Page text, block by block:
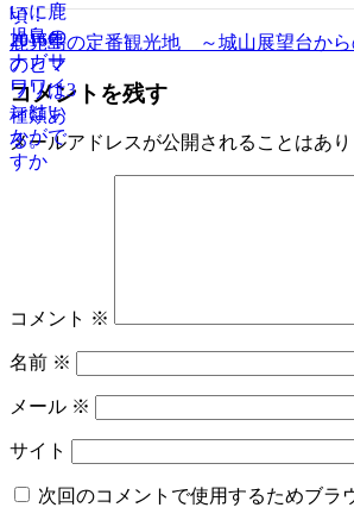
鹿児島の定番観光地 ～城山展望台から
コメントを残す
メールアドレスが公開されることはあり
コメント ※
名前 ※
メール ※
サイト
次回のコメントで使用するためブラ